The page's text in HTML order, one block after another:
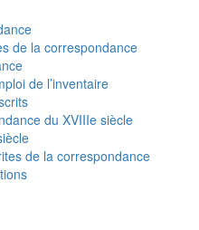
de la correspondance
de l’inventaire
du XVIIIe siècle
de la correspondance